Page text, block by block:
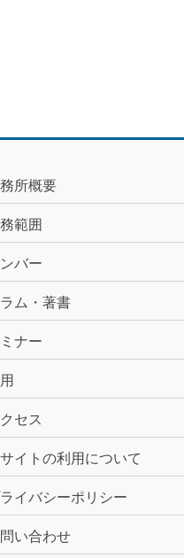
所概要
範囲
バー
ム・著書
ナー
セス
イトの利用について
イバシーポリシー
い合わせ